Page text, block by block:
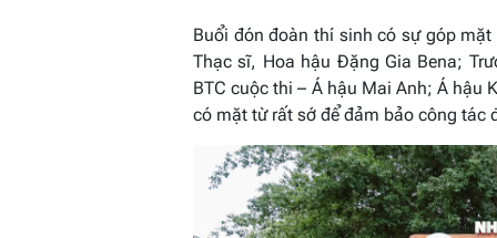
Buổi đón đoàn thí sinh có sự góp
Thạc sĩ, Hoa hậu Đặng Gia Bena;
BTC cuộc thi – Á hậu Mai Anh; Á hậu
có mặt từ rất sớ để đảm bảo công tác